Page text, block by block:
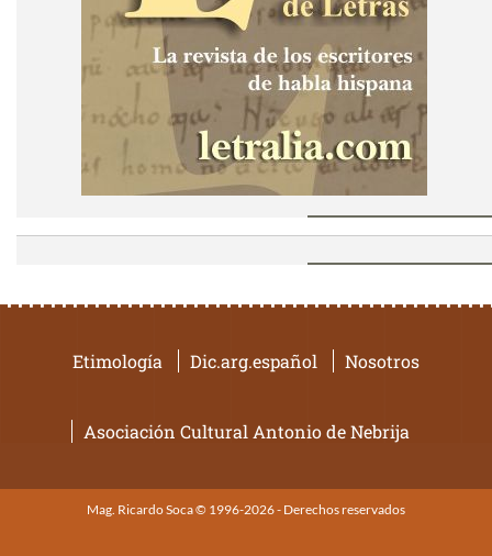
Etimología Dic.arg.español Nosotros
Asociación Cultural Antonio de Nebrija
Mag. Ricardo Soca © 1996-2026 - Derechos reservados